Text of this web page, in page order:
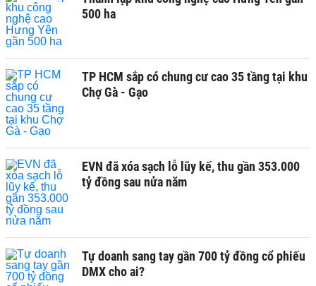
500 ha
TP HCM sắp có chung cư cao 35 tầng tại khu
Chợ Gà - Gạo
EVN đã xóa sạch lỗ lũy kế, thu gần 353.000
tỷ đồng sau nửa năm
Tự doanh sang tay gần 700 tỷ đồng cổ phiếu
DMX cho ai?